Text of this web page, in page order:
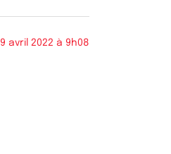
9 avril 2022 à 9h08